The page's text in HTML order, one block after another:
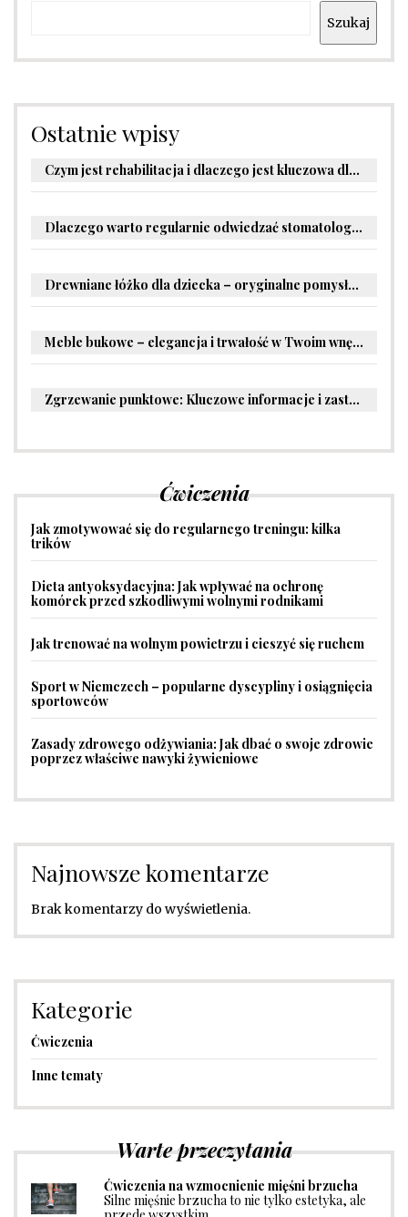
Szukaj
Ostatnie wpisy
Czym jest rehabilitacja i dlaczego jest kluczowa dla powrotu do zdrowia?
Dlaczego warto regularnie odwiedzać stomatologa?
Drewniane łóżko dla dziecka – oryginalne pomysły na aranżację pokoju malucha
Meble bukowe – elegancja i trwałość w Twoim wnętrzu
Zgrzewanie punktowe: Kluczowe informacje i zastosowania w przemyśle
Ćwiczenia
Jak zmotywować się do regularnego treningu: kilka
trików
Dieta antyoksydacyjna: Jak wpływać na ochronę
komórek przed szkodliwymi wolnymi rodnikami
Jak trenować na wolnym powietrzu i cieszyć się ruchem
Sport w Niemczech – popularne dyscypliny i osiągnięcia
sportowców
Zasady zdrowego odżywiania: Jak dbać o swoje zdrowie
poprzez właściwe nawyki żywieniowe
Najnowsze komentarze
Brak komentarzy do wyświetlenia.
Kategorie
Ćwiczenia
Inne tematy
Warte przeczytania
Ćwiczenia na wzmocnienie mięśni brzucha
Silne mięśnie brzucha to nie tylko estetyka, ale